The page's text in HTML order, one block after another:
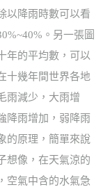
以降雨時數可以看
。另一張圖
年的平均數，可以
十幾年間世界各地
雨減少，大雨增
降雨增加，弱降雨
的原理，簡單來說
想像，在天氣涼的
空氣中含的水氣急